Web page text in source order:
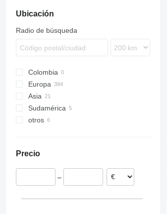
MSI
Ubicación
Radio de búsqueda
Colombia
Europa
Países Bajos
Reino Unido
Rumanía
Asia
China
Sudamérica
otros
Precio
–